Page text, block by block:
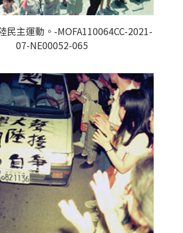
民主運動。-MOFA110064CC-2021-
07-NE00052-065